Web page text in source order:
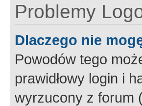
Problemy
Dlaczego nie
Powodów tego
prawidłowy login i
wyrzucony z forum